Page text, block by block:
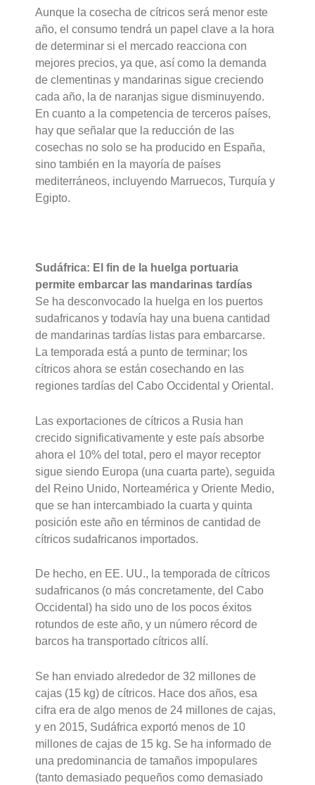
Aunque la cosecha de cítricos será menor este
año, el consumo tendrá un papel clave a la hora
de determinar si el mercado reacciona con
mejores precios, ya que, así como la demanda
de clementinas y mandarinas sigue creciendo
cada año, la de naranjas sigue disminuyendo.
En cuanto a la competencia de terceros países,
hay que señalar que la reducción de las
cosechas no solo se ha producido en España,
sino también en la mayoría de países
mediterráneos, incluyendo Marruecos, Turquía y
Egipto.
Sudáfrica: El fin de la huelga portuaria
permite embarcar las mandarinas tardías
Se ha desconvocado la huelga en los puertos
sudafricanos y todavía hay una buena cantidad
de mandarinas tardías listas para embarcarse.
La temporada está a punto de terminar; los
cítricos ahora se están cosechando en las
regiones tardías del Cabo Occidental y Oriental.
Las exportaciones de cítricos a Rusia han
crecido significativamente y este país absorbe
ahora el 10% del total, pero el mayor receptor
sigue siendo Europa (una cuarta parte), seguida
del Reino Unido, Norteamérica y Oriente Medio,
que se han intercambiado la cuarta y quinta
posición este año en términos de cantidad de
cítricos sudafricanos importados.
De hecho, en EE. UU., la temporada de cítricos
sudafricanos (o más concretamente, del Cabo
Occidental) ha sido uno de los pocos éxitos
rotundos de este año, y un número récord de
barcos ha transportado cítricos allí.
Se han enviado alrededor de 32 millones de
cajas (15 kg) de cítricos. Hace dos años, esa
cifra era de algo menos de 24 millones de cajas,
y en 2015, Sudáfrica exportó menos de 10
millones de cajas de 15 kg. Se ha informado de
una predominancia de tamaños impopulares
(tanto demasiado pequeños como demasiado